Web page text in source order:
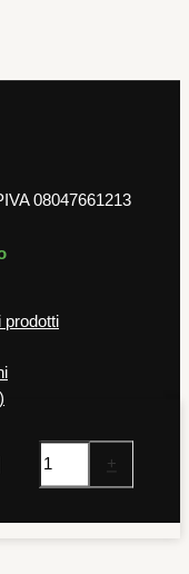
08047661213
prodotti
+